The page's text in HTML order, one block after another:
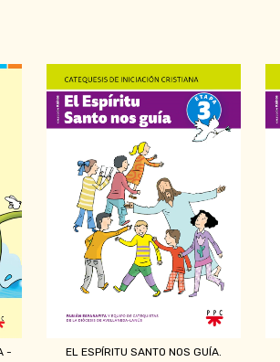
-
EL ESPÍRITU SANTO NOS GUÍA.